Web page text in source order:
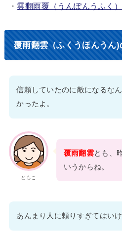
・ 雲翻雨覆（うんぽんうふく）
覆雨翻雲（ふくうほんうん)
信頼していたのに敵になるな
かったよ。
ともこ
覆雨翻雲とも、
いうからね。
あんまり人に頼りすぎてはいけ